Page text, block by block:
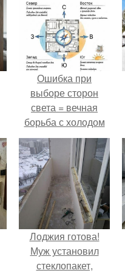
Ошибка при
выборе сторон
света = вечная
борьба с холодом
или светом.
Лоджия готова!
Муж установил
стеклопакет,